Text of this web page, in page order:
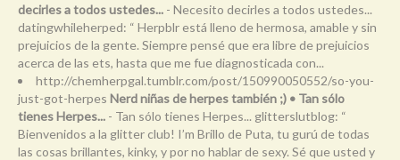
decirles a todos ustedes... - Necesito decirles a todos ustedes...
datingwhileherped: “ Herpblr está lleno de hermosa, amable y sin
prejuicios de la gente. Siempre pensé que era libre de prejuicios
acerca de las ets, hasta que me fue diagnosticada con...
http://chemherpgal.tumblr.com/post/150990050552/so-you-
just-got-herpes Nerd niñas de herpes también ;) • Tan sólo
tienes Herpes... - Tan sólo tienes Herpes... glitterslutblog: “
Bienvenidos a la glitter club! I’m Brillo de Puta, tu gurú de todas
las cosas brillantes, kinky, y por no hablar de sexy. Sé que usted y